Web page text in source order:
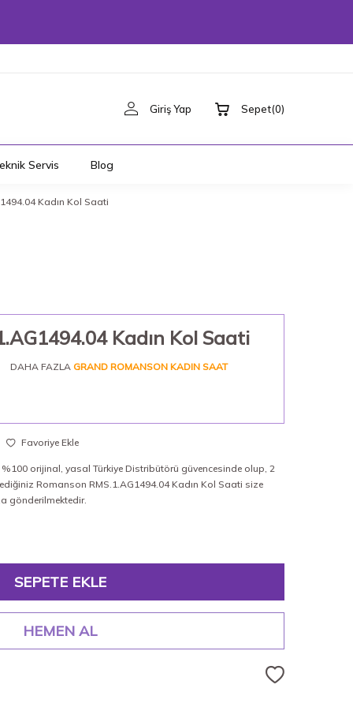
Giriş Yap Sepet(0)
Servis Blog
Kadın Kol Saati
Kadın Kol Saati
DAHA FAZLA GRAND ROMANSON KADIN SAAT
Favoriye Ekle
orijinal, yasal Türkiye Distribütörü güvencesinde olup, 2
Romanson RMS.1.AG1494.04 Kadın Kol Saati size
gönderilmektedir.
SEPETE EKLE
HEMEN AL